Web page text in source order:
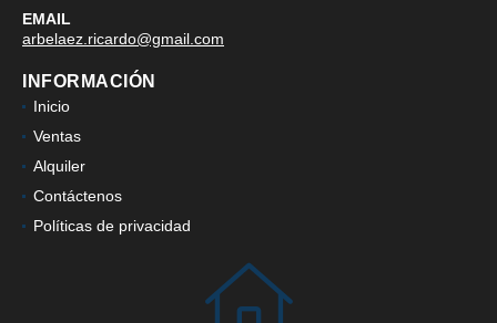
EMAIL
arbelaez.ricardo@gmail.com
INFORMACIÓN
Inicio
Ventas
Alquiler
Contáctenos
Políticas de privacidad